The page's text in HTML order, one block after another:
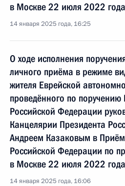
в Москве 22 июля 2022 года
14 января 2025 года, 16:25
О ходе исполнения
личного приёма в режиме
жителя Еврейской
проведённого по поручению
Российской Федерации
Канцелярии Президента
Андреем Казаковым в
Российской Федерации по
в Москве 22 июля 2022 года
14 января 2025 года, 16:06